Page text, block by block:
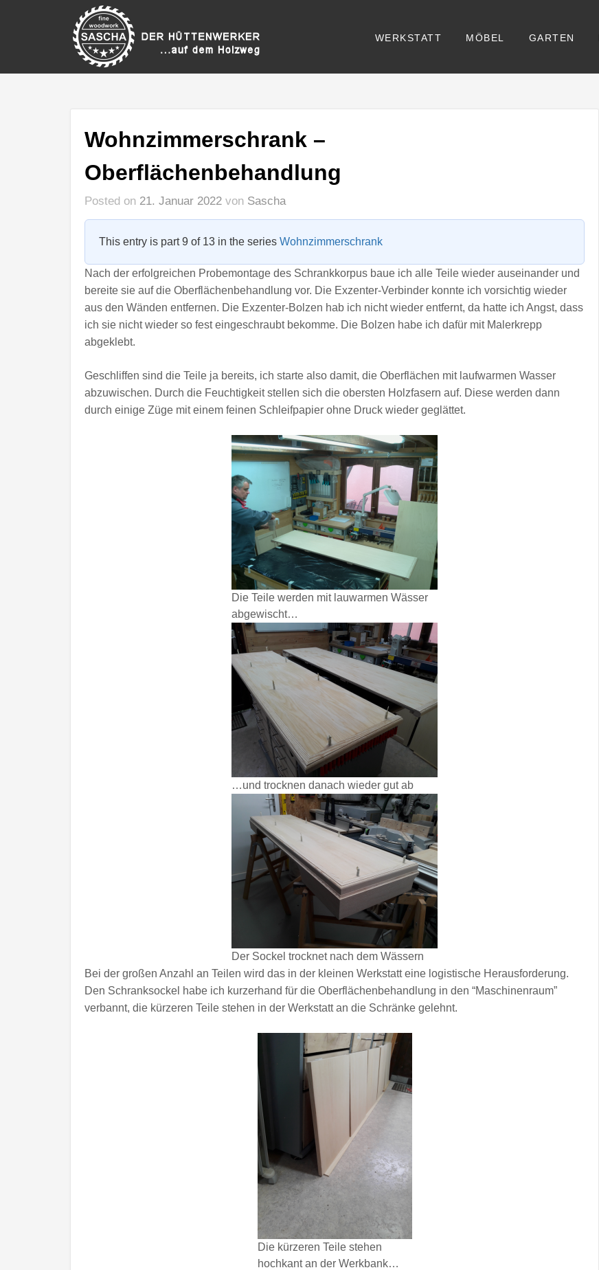
WERKSTATT MÖBEL GARTEN
Wohnzimmerschrank –
Oberflächenbehandlung
Posted on 21. Januar 2022 von Sascha
This entry is part 9 of 13 in the series Wohnzimmerschrank
Nach der erfolgreichen Probemontage des Schrankkorpus baue ich alle Teile wieder auseinander und
bereite sie auf die Oberflächenbehandlung vor. Die Exzenter-Verbinder konnte ich vorsichtig wieder
aus den Wänden entfernen. Die Exzenter-Bolzen hab ich nicht wieder entfernt, da hatte ich Angst, dass
ich sie nicht wieder so fest eingeschraubt bekomme. Die Bolzen habe ich dafür mit Malerkrepp
abgeklebt.
Geschliffen sind die Teile ja bereits, ich starte also damit, die Oberflächen mit laufwarmen Wasser
abzuwischen. Durch die Feuchtigkeit stellen sich die obersten Holzfasern auf. Diese werden dann
durch einige Züge mit einem feinen Schleifpapier ohne Druck wieder geglättet.
Die Teile werden mit lauwarmen Wässer
abgewischt…
…und trocknen danach wieder gut ab
Der Sockel trocknet nach dem Wässern
Bei der großen Anzahl an Teilen wird das in der kleinen Werkstatt eine logistische Herausforderung.
Den Schranksockel habe ich kurzerhand für die Oberflächenbehandlung in den “Maschinenraum”
verbannt, die kürzeren Teile stehen in der Werkstatt an die Schränke gelehnt.
Die kürzeren Teile stehen
hochkant an der Werkbank…